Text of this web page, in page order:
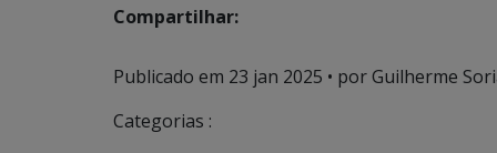
Compartilhar:
Publicado em 23 jan 2025 • por Guilherme
Categorias :